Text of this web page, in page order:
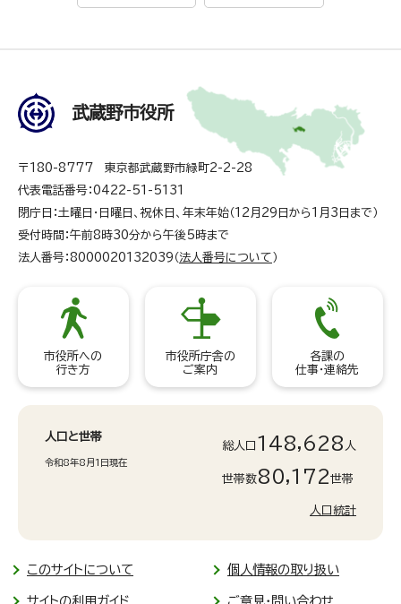
武蔵野市役所
〒180-8777 東京都武蔵野市緑町2-2-28
代表電話番号：0422-51-5131
閉庁日：土曜日・日曜日、祝休日、年末年始（12月29日から1月3日まで）
受付時間：午前8時30分から午後5時まで
法人番号：8000020132039（法人番号について ）
市役所への
行き方
市役所庁舎の
ご案内
各課の
仕事・連絡先
人口と世帯
令和8年8月1日現在
総人口 148,628 人
世帯数80,172世帯
人口統計
このサイトについて 個人情報の取り扱い
サイトの利用ガイド ご意見・問い合わせ